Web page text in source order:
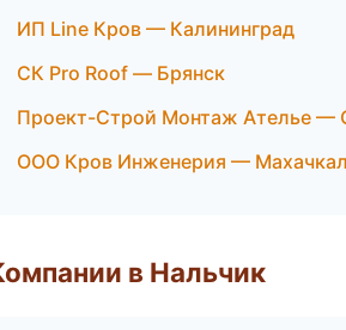
ИП Line Кров — Калининград
СК Pro Roof — Брянск
Проект-Строй Монтаж Ателье —
ООО Кров Инженерия —
в Нальчик